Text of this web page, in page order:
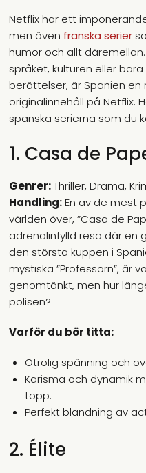
Netflix har ett
men även franska serier
humor och allt
språket, kulturen eller
berättelser, är Spanien en
originalinnehåll på Netflix.
spanska serierna som du
1. Casa de
Genrer:Thriller, Drama,
Handling:En av de mest
världen över, ”Casa de
adrenalinfylld resa där en
den största kuppen i
mystiska ”Professorn”, är
genomtänkt, men hur
polisen?
Varför du bör titta:
Otrolig spänning och
Karisma och dynamik
topp.
Perfekt blandning av
2. Élite